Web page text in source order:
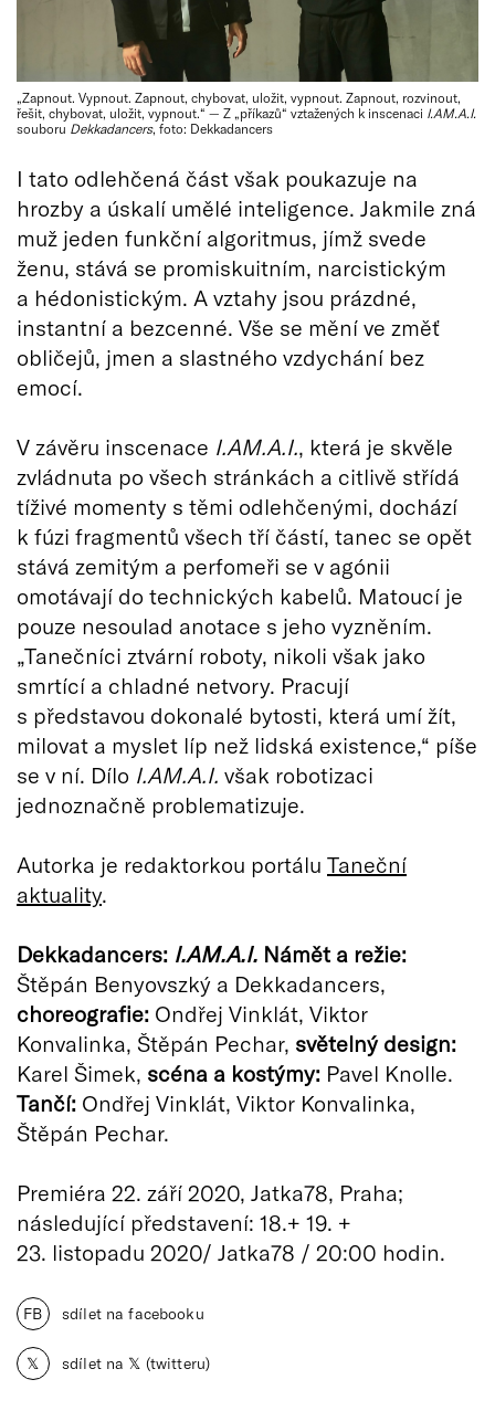
„Zapnout. Vypnout. Zapnout, chybovat, uložit, vypnout. Zapnout, rozvinout,
řešit, chybovat, uložit, vypnout.“ — Z „příkazů“ vztažených k inscenaci I.AM.A.I.
souboru Dekkadancers, foto: Dekkadancers
I tato odlehčená část však poukazuje na
hrozby a úskalí umělé inteligence. Jakmile zná
muž jeden funkční algoritmus, jímž svede
ženu, stává se promiskuitním, narcistickým
a hédonistickým. A vztahy jsou prázdné,
instantní a bezcenné. Vše se mění ve změť
obličejů, jmen a slastného vzdychání bez
emocí.
V závěru inscenace I.AM.A.I., která je skvěle
zvládnuta po všech stránkách a citlivě střídá
tíživé momenty s těmi odlehčenými, dochází
k fúzi fragmentů všech tří částí, tanec se opět
stává zemitým a perfomeři se v agónii
omotávají do technických kabelů. Matoucí je
pouze nesoulad anotace s jeho vyzněním.
„Tanečníci ztvární roboty, nikoli však jako
smrtící a chladné netvory. Pracují
s představou dokonalé bytosti, která umí žít,
milovat a myslet líp než lidská existence,“ píše
se v ní. Dílo I.AM.A.I. však robotizaci
jednoznačně problematizuje.
Autorka je redaktorkou portálu Taneční
aktuality.
Dekkadancers: I.AM.A.I. Námět a režie:
Štěpán Benyovszký a Dekkadancers,
choreografie: Ondřej Vinklát, Viktor
Konvalinka, Štěpán Pechar, světelný design:
Karel Šimek, scéna a kostýmy: Pavel Knolle.
Tančí: Ondřej Vinklát, Viktor Konvalinka,
Štěpán Pechar.
Premiéra 22. září 2020, Jatka78, Praha;
následující představení: 18.+ 19. +
23. listopadu 2020/ Jatka78 / 20:00 hodin.
FB sdílet na facebooku
𝕏 sdílet na 𝕏 (twitteru)